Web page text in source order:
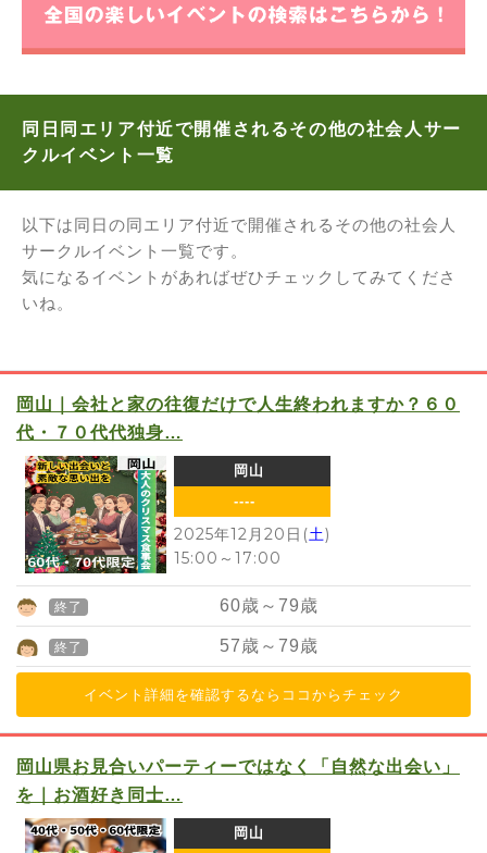
同日同エリア付近で開催されるその他の社会人サー
クルイベント一覧
以下は同日の同エリア付近で開催されるその他の社会人
サークルイベント一覧です。
気になるイベントがあればぜひチェックしてみてくださ
いね。
岡山｜会社と家の往復だけで人生終われますか？６０
代・７０代代独身…
岡山
----
2025年12月20日(土)
15:00 ～ 17:00
終了 60歳～79歳
終了 57歳～79歳
イベント詳細を確認するならココからチェック
岡山県お見合いパーティーではなく「自然な出会い」
を｜お酒好き同士…
岡山